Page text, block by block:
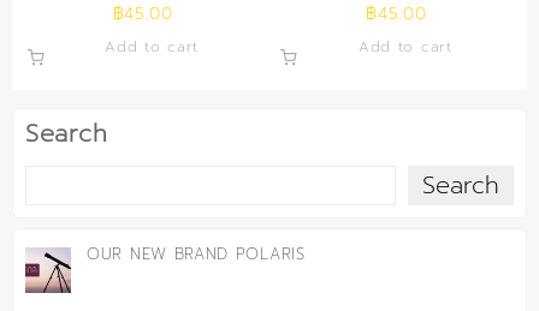
Search
Search
OUR NEW BRAND POLARIS
฿45.00
Add to cart
฿45.00
Add to cart